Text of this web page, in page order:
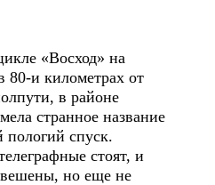
«Восход» на
80-и километрах от
в районе
странное название
пологий спуск.
стоят, и
но еще не